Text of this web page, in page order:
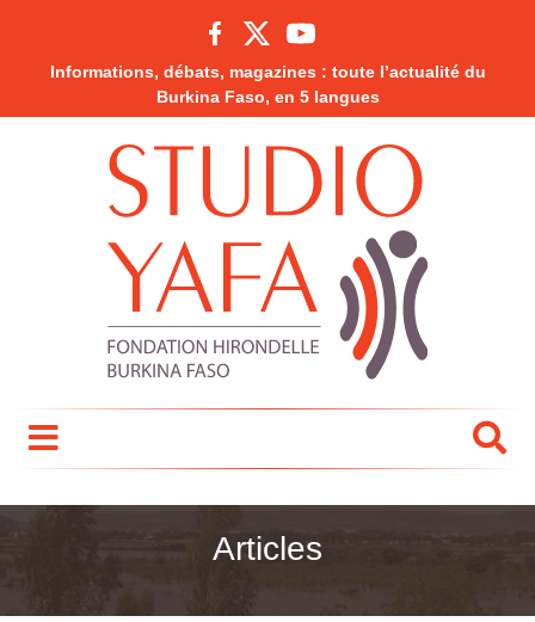
Informations, débats, magazines : toute l’actualité du
Burkina Faso, en 5 langues
Articles